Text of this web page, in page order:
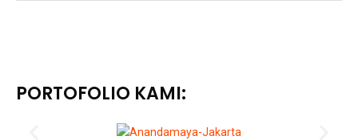
PORTOFOLIO KAMI: